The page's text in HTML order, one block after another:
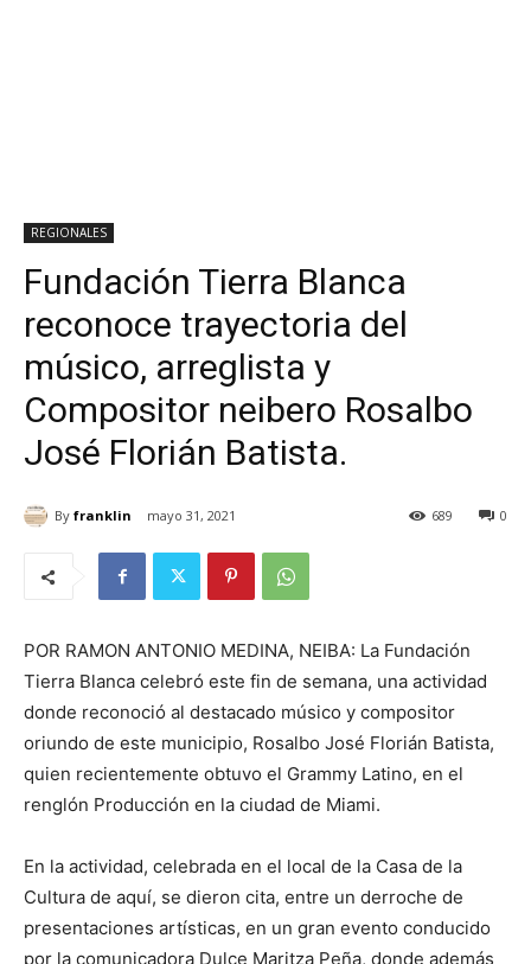
REGIONALES
Fundación Tierra Blanca
reconoce trayectoria del
músico, arreglista y
Compositor neibero Rosalbo
José Florián Batista.
By franklin mayo 31, 2021 0
689
POR RAMON ANTONIO MEDINA, NEIBA: La Fundación
Tierra Blanca celebró este fin de semana, una actividad
donde reconoció al destacado músico y compositor
oriundo de este municipio, Rosalbo José Florián Batista,
quien recientemente obtuvo el Grammy Latino, en el
renglón Producción en la ciudad de Miami.
En la actividad, celebrada en el local de la Casa de la
Cultura de aquí, se dieron cita, entre un derroche de
presentaciones artísticas, en un gran evento conducido
por la comunicadora Dulce Maritza Peña, donde además